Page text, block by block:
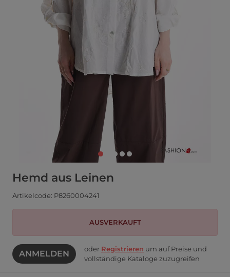
Hemd aus Leinen
Artikelcode: P8260004241
AUSVERKAUFT
ANMELDEN oder Registrieren um auf Preise und
vollständige Kataloge zuzugreifen